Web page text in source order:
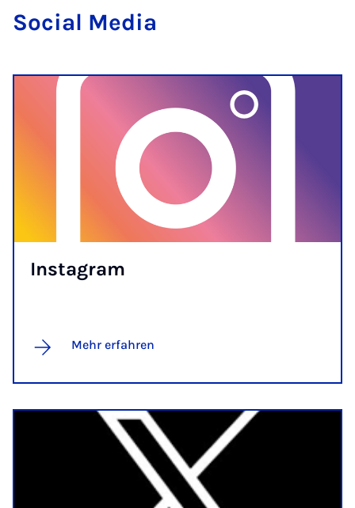
So­ci­al Me­dia
Ins­ta­gram
Mehr erfahren